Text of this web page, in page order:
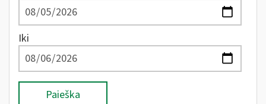
Iki
Paieška